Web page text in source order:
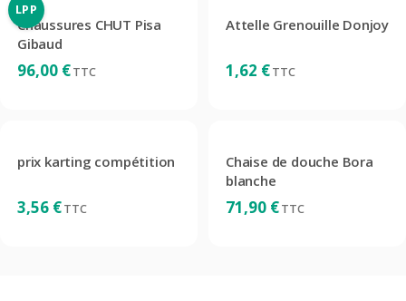
LPP
Chaussures CHUT Pisa
Gibaud
96,00 €TTC
Attelle Grenouille Donjoy
1,62 €TTC
prix karting compétition
3,56 €TTC
Chaise de douche Bora
blanche
71,90 €TTC